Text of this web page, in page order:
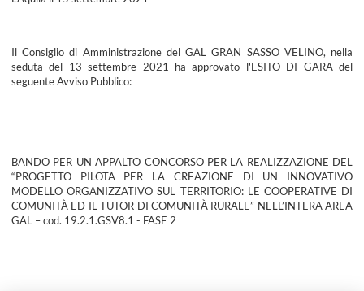
Il Consiglio di Amministrazione del GAL GRAN SASSO VELINO, nella
seduta del 13 settembre 2021 ha approvato l'ESITO DI GARA del
seguente Avviso Pubblico:
BANDO PER UN APPALTO CONCORSO PER LA REALIZZAZIONE DEL
“PROGETTO PILOTA PER LA CREAZIONE DI UN INNOVATIVO
MODELLO ORGANIZZATIVO SUL TERRITORIO: LE COOPERATIVE DI
COMUNITÀ ED IL TUTOR DI COMUNITÀ RURALE” NELL’INTERA AREA
GAL – cod. 19.2.1.GSV8.1 - FASE 2